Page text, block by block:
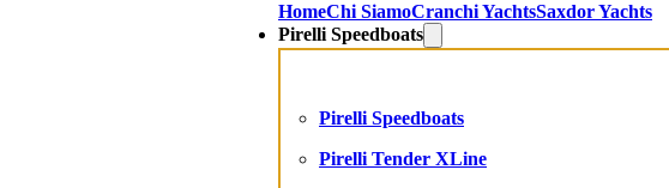
HomeChi SiamoCranchi YachtsSaxdor Yachts
Pirelli Speedboats
Pirelli Speedboats
Pirelli Tender XLine